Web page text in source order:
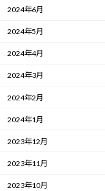
2024年6月
2024年5月
2024年4月
2024年3月
2024年2月
2024年1月
2023年12月
2023年11月
2023年10月